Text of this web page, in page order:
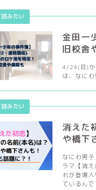
金田一
旧校舎
4/24(日)か
は、なに
消えた
や橋下
なにわ男
ラマ【消
れが登場
ているん